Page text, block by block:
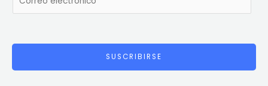
m
*
SUSCRIBIRSE